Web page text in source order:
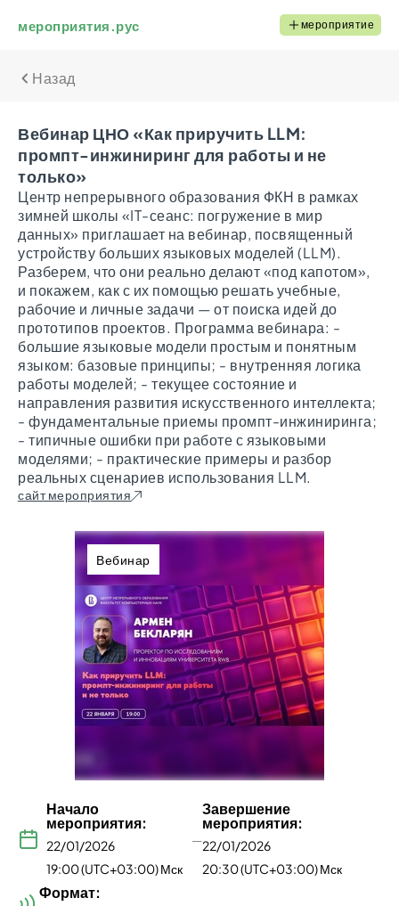
мероприятия.рус мероприятие
Назад
Вебинар ЦНО «Как приручить LLM:
промпт-инжиниринг для работы и не
только»
Центр непрерывного образования ФКН в рамках
зимней школы «IT-сеанс: погружение в мир
данных» приглашает на вебинар, посвященный
устройству больших языковых моделей (LLM).
Разберем, что они реально делают «под капотом»,
и покажем, как с их помощью решать учебные,
рабочие и личные задачи — от поиска идей до
прототипов проектов. Программа вебинара: -
большие языковые модели простым и понятным
языком: базовые принципы; - внутренняя логика
работы моделей; - текущее состояние и
направления развития искусственного интеллекта;
- фундаментальные приемы промпт-инжиниринга;
- типичные ошибки при работе с языковыми
моделями; - практические примеры и разбор
реальных сценариев использования LLM.
сайт мероприятия
Вебинар
Начало
мероприятия:
22/01/2026
19:00 (UTC+03:00) Мск
—
Завершение
мероприятия:
22/01/2026
20:30 (UTC+03:00) Мск
Формат: